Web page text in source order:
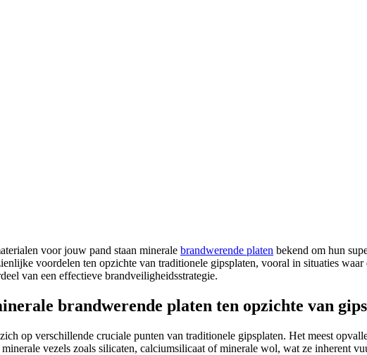
voor jouw pand staan minerale brandwerende platen bekend om hun
voordelen ten opzichte van traditionele gipsplaten, vooral in situaties
van een effectieve brandveiligheidsstrategie.
brandwerende platen ten opzichte van
op verschillende cruciale punten van traditionele gipsplaten. Het meest
vezels zoals silicaten, calciumsilicaat of minerale wol, wat ze inherent